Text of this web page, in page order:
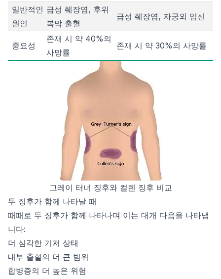
일반적인
원인
급성 췌장염, 후위
복막 출혈
급성 췌장염, 자궁외 임신
중요성
존재 시 약 40%의
사망률
존재 시 약 30%의 사망률
그레이 터너 징후와 컬렌 징후 비교
두 징후가 함께 나타날 때
때때로 두 징후가 함께 나타나며 이는 대개 다음을 나타냅
니다:
더 심각한 기저 상태
내부 출혈의 더 큰 범위
합병증의 더 높은 위험